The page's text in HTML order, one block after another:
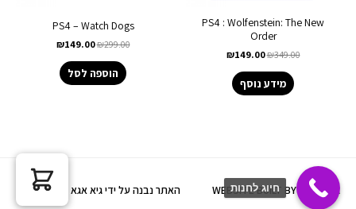
PS4 : Wolfenstein: The New
Order
₪349.00
₪149.00
מידע נוסף
PS4 – Watch Dogs
₪299.00
₪149.00
הוספה לסל
WEBSITE BUILT BY GUY AGA האתר נבנה על ידי גיא אגא חיוג לחנות